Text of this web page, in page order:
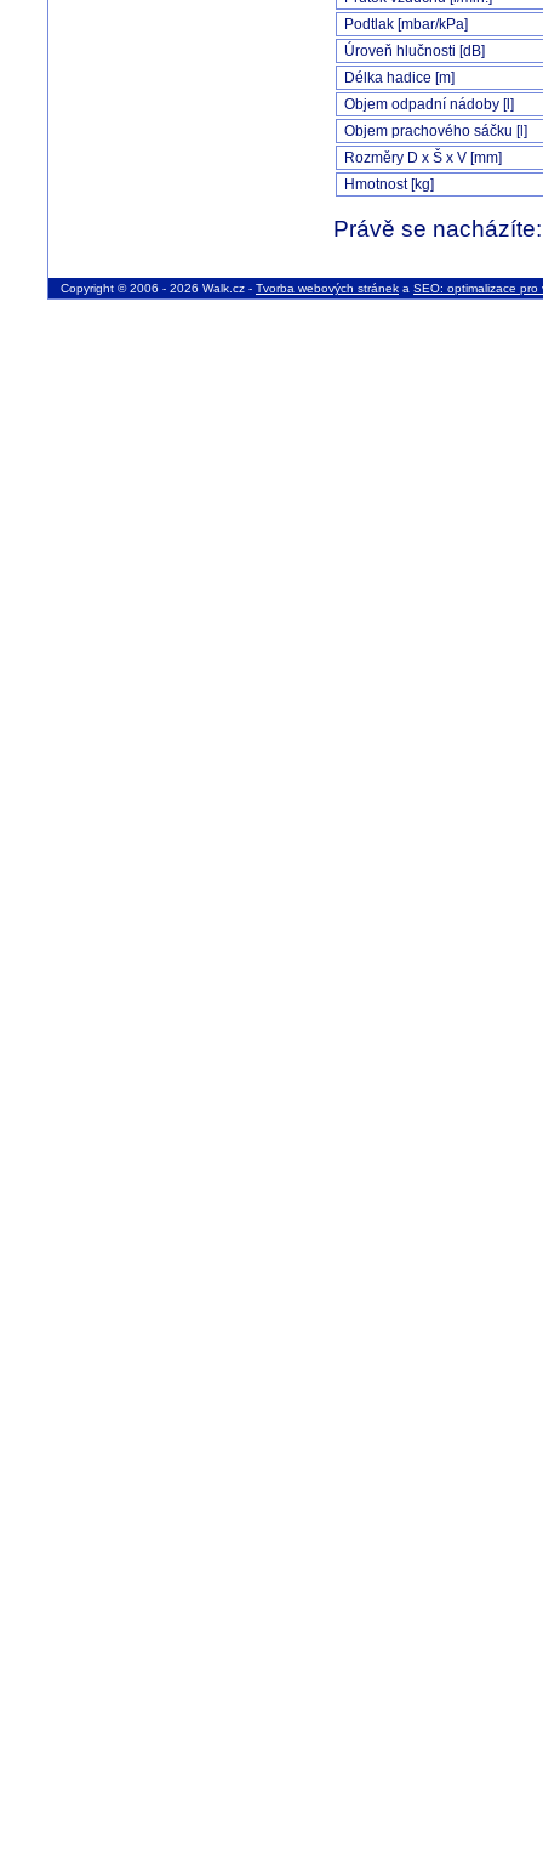
Podtlak [mbar/kPa]
Úroveň hlučnosti [dB]
Délka hadice [m]
Objem odpadní nádoby [l]
Objem prachového sáčku [l]
Rozměry D x Š x V [mm]
Hmotnost [kg]
Právě se
Copyright © 2006 - 2026 Walk.cz - Tvorba webových stránek a SEO: optimalizace pro